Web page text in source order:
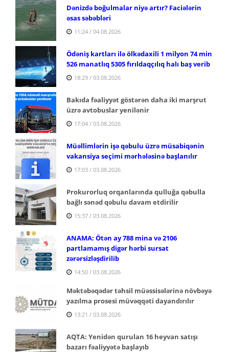
Dənizdə boğulmalar niyə artır? Faciələrin
əsas səbəbləri
11:24 / 04.08.2026
Ödəniş kartları ilə ölkədaxili 1 milyon 74 min
526 manatlıq 5305 fırıldaqçılıq halı baş verib
18:29 / 03.08.2026
Bakıda fəaliyyət göstərən daha iki marşrut
üzrə avtobuslar yenilənir
17:04 / 03.08.2026
Müəllimlərin işə qəbulu üzrə müsabiqənin
vakansiya seçimi mərhələsinə başlanılır
17:03 / 03.08.2026
Prokurorluq orqanlarında qulluğa qəbulla
bağlı sənəd qəbulu davam etdirilir
15:37 / 03.08.2026
ANAMA: Ötən ay 788 mina və 2106
partlamamış digər hərbi sursat
zərərsizləşdirilib
14:50 / 03.08.2026
Məktəbəqədər təhsil müəssisələrinə növbəyə
yazılma prosesi müvəqqəti dayandırılır
13:21 / 03.08.2026
AQTA: Yenidən qurulan 16 heyvan satışı
bazarı fəaliyyətə başlayıb